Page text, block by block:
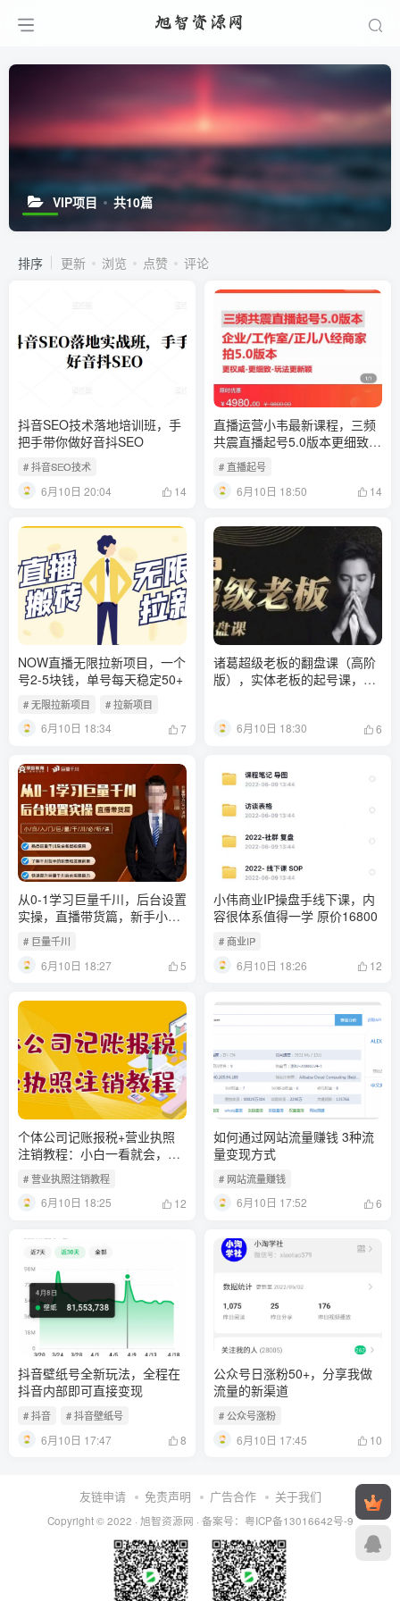
VIP项目 共10篇
排序 更新 浏览 点赞 评论
抖音SEO技术落地培训班，手‬
把手带你做好音抖‬‬SEO
# 抖音SEO技术
6月10日 20:04 14
直播运营小韦最新课程，三频
共震直播起号5.0版本更细致，
玩法更新颖
# 直播起号
6月10日 18:50 14
NOW直播无限拉新项目，一个
号2-5块钱，单号每天稳定50+
# 无限拉新项目 # 拉新项目
6月10日 18:34 7
诸葛超级老板的翻盘课（高阶
版），实体老板的起号课，诸
6月10日 18:30 6
从0-1学习巨量千川，后台设置
实操，直播带货篇，新手小白
入门千川必听课
# 巨量千川
6月10日 18:27 5
小伟商业IP操盘手线下课，​内
容很体系值得一学 原价16800
# 商业IP
6月10日 18:26 12
个体公司记账报税+营业执照
注销教程：小白一看就会，某
淘接业务一单搞几百
# 营业执照注销教程
6月10日 18:25 12
如何通过网站流量赚钱 3种流
量变现方式
# 网站流量赚钱
6月10日 17:52 6
抖音壁纸号全新玩法，全程在
抖音内部即可直接变现
# 抖音 # 抖音壁纸号
6月10日 17:47 8
公众号日涨粉50+，分享我做
流量的新渠道
# 公众号涨粉
6月10日 17:45 10
友链申请 免责声明 广告合作 关于我们
Copyright © 2022 · 旭智资源网 · 备案号： 粤ICP备13016642号-9